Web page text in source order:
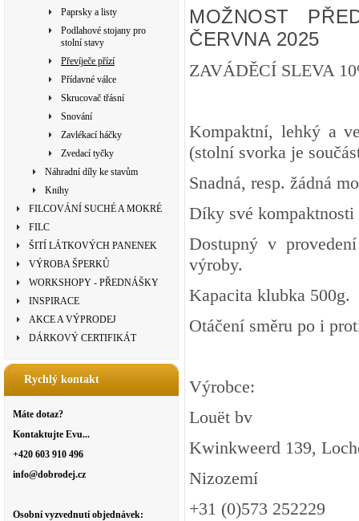
Paprsky a listy
Podlahové stojany pro
stolní stavy
Převíječe přízí
Přídavné válce
Skrucovač třásní
Snování
Zavlékací háčky
Zvedací tyčky
Náhradní díly ke stavům
Knihy
FILCOVÁNÍ SUCHÉ A MOKRÉ
FILC
ŠITÍ LÁTKOVÝCH PANENEK
VÝROBA ŠPERKŮ
WORKSHOPY - PŘEDNÁŠKY
INSPIRACE
AKCE A VÝPRODEJ
DÁRKOVÝ CERTIFIKÁT
Rychlý kontakt
Máte dotaz?
Kontaktujte Evu...
+420 603 910 496
info@dobrodej.cz
Osobní vyzvednutí objednávek:
MOŽNOST
ČERVNA 2025
ZAVÁDĚCÍ SLEVA
Kompaktní, lehký a
(stolní svorka je
Snadná, resp. žádná
Díky své kompaktnosti
Dostupný v
výroby.
Kapacita klubka 500g.
Otáčení směru po i
Výrobce:
Louët bv
Kwinkweerd 139,
Nizozemí
+31 (0)573 252229